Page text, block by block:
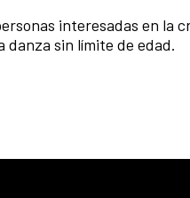
interesadas en la
sin límite de edad.